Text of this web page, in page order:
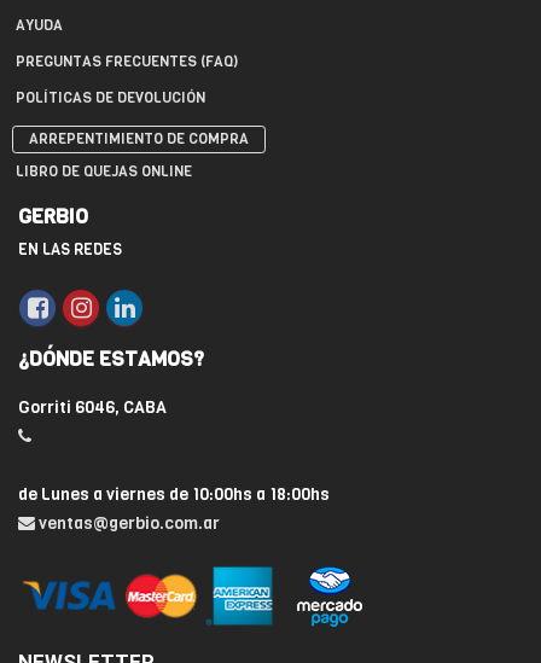
AYUDA
PREGUNTAS FRECUENTES (FAQ)
POLÍTICAS DE DEVOLUCIÓN
ARREPENTIMIENTO DE COMPRA
LIBRO DE QUEJAS ONLINE
GERBIO
EN LAS REDES
¿DÓNDE ESTAMOS?
Gorriti 6046, CABA
de Lunes a viernes de 10:00hs a 18:00hs
ventas@gerbio.com.ar